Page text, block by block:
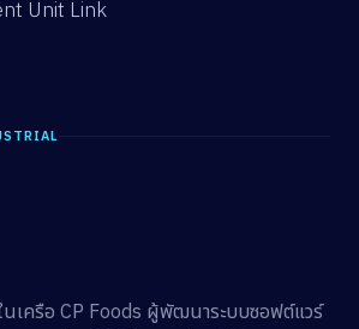
Unit Link
เครือ CP Foods ผู้พัฒนาระบบซอฟต์แวร์